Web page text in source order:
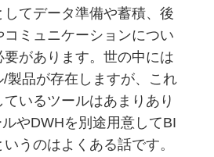
てデータ準備や蓄積、後
ミュニケーションについ
があります。世の中には
製品が存在しますが、これ
いるツールはあまりあり
やDWHを別途用意してBI
うのはよくある話です。